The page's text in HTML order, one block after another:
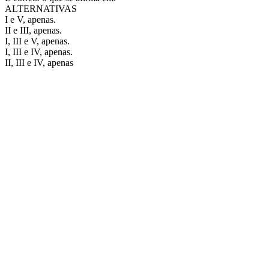
ALTERNATIVAS
I e V, apenas.
II e III, apenas.
I, III e V, apenas.
I, III e IV, apenas.
II, III e IV, apenas